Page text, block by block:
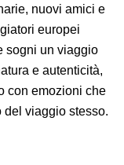
nuovi amici e
europei
sogni un viaggio
e autenticità,
con emozioni che
del viaggio stesso.